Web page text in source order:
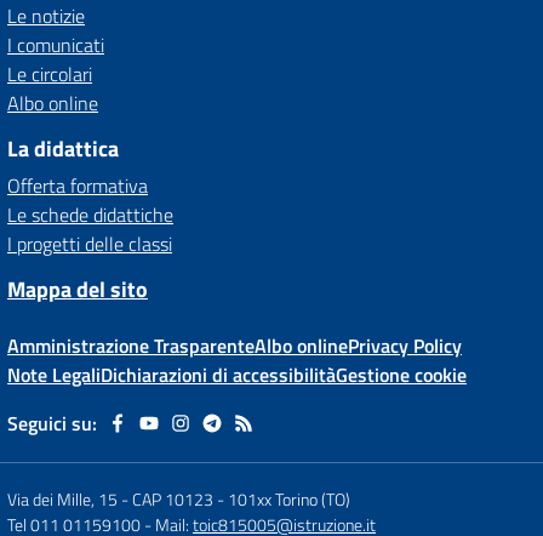
Le notizie
I comunicati
Le circolari
Albo online
La didattica
Offerta formativa
Le schede didattiche
I progetti delle classi
Mappa del sito
Amministrazione TrasparenteAlbo onlinePrivacy Policy
Note LegaliDichiarazioni di accessibilitàGestione cookie
Seguici su:
Via dei Mille, 15 - CAP 10123 -101xx Torino (TO)
Tel 011 01159100- Mail:toic815005@istruzione.it